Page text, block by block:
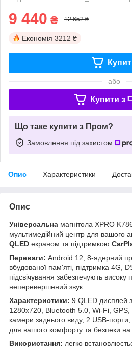
9 440 ₴ 12 652 ₴
Економія 3212 ₴
або
Купити з
Що таке купити з Пром?
Замовлення під захистом
Опис Характеристики
Опис
Універсальна магнітола XPRO
мультимедійний центр для вашого
QLED екраном та підтримкою
Переваги: Android 12, 8-ядерний
вбудованої пам'яті, підтримка 4G,
підсвічування забезпечують високу
неперевершений звук.
Характеристики: 9 QLED дисплей
1280x720, Bluetooth 5.0, Wi-Fi, GPS,
камери заднього виду, 2 USB-
для вашого комфорту та безпеки на
Використання: легко